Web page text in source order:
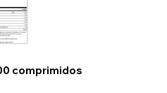
comprimidos